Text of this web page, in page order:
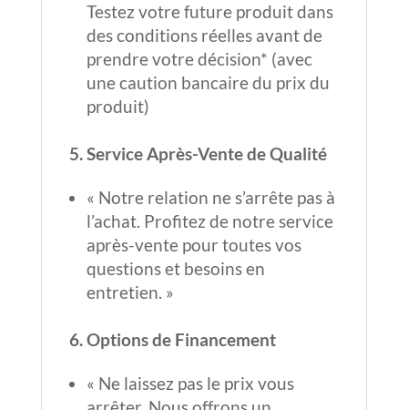
Testez votre future produit dans
des conditions réelles avant de
prendre votre décision* (avec
une caution bancaire du prix du
produit)
5. Service Après-Vente de Qualité
« Notre relation ne s’arrête pas à
l’achat. Profitez de notre service
après-vente pour toutes vos
questions et besoins en
entretien. »
6. Options de Financement
« Ne laissez pas le prix vous